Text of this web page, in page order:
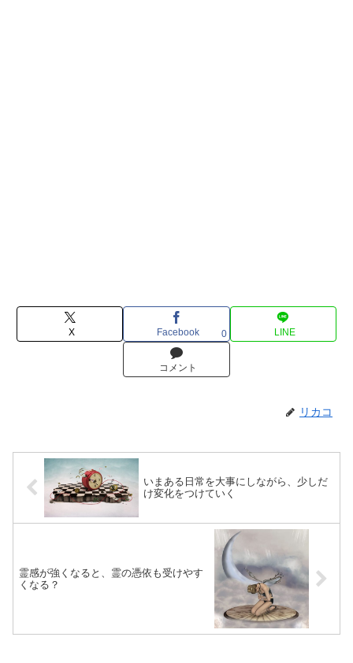
X Facebook 0 LINE
コメント
リカコ
いまある日常を大事にしながら、少しだ
け変化をつけていく
霊感が強くなると、霊の憑依も受けやす
くなる？